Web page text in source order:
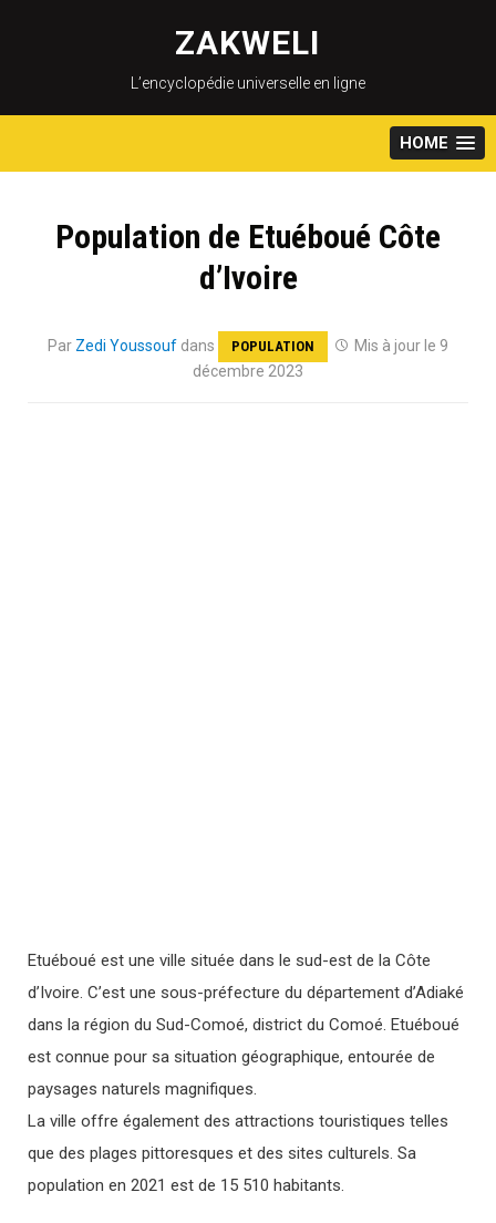
content
ZAKWELI
L’encyclopédie universelle en ligne
HOME
Population de Etuéboué Côte
d’Ivoire
Par Zedi Youssouf dans POPULATION
Mis à jour le 9
décembre 2023
Etuéboué est une ville située dans le sud-est de la Côte
d’Ivoire. C’est une sous-préfecture du département d’Adiaké
dans la région du Sud-Comoé, district du Comoé. Etuéboué
est connue pour sa situation géographique, entourée de
paysages naturels magnifiques.
La ville offre également des attractions touristiques telles
que des plages pittoresques et des sites culturels. Sa
population en 2021 est de 15 510 habitants.